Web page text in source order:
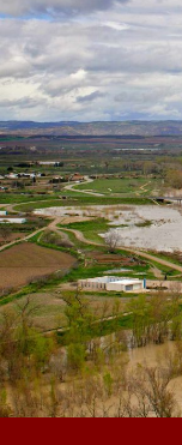
Ir al contenido